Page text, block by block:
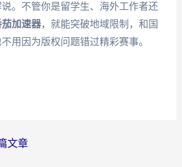
。不管你是留学生、海外工作者还
茄加速器，就能突破地域限制，和国
用因为版权问题错过精彩赛事。
文章